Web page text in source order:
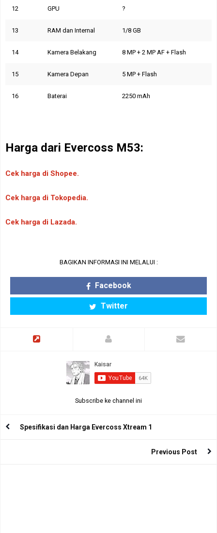
12 GPU ?
13 RAM dan Internal 1/8 GB
14 Kamera Belakang 8 MP + 2 MP AF + Flash
15 Kamera Depan 5 MP + Flash
16 Baterai 2250 mAh
Harga dari Evercoss M53:
Cek harga di Shopee.
Cek harga di Tokopedia.
Cek harga di Lazada.
BAGIKAN INFORMASI INI MELALUI :
Facebook
Twitter
Subscribe ke channel ini
Spesifikasi dan Harga Evercoss Xtream 1
Previous Post